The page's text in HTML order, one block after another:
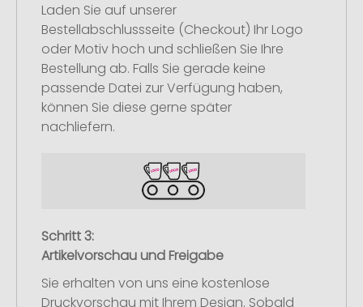
Laden Sie auf unserer
Bestellabschlussseite (Checkout) Ihr Logo
oder Motiv hoch und schließen Sie Ihre
Bestellung ab. Falls Sie gerade keine
passende Datei zur Verfügung haben,
können Sie diese gerne später
nachliefern.
Schritt 3:
Artikelvorschau und Freigabe
Sie erhalten von uns eine kostenlose
Druckvorschau mit Ihrem Design. Sobald